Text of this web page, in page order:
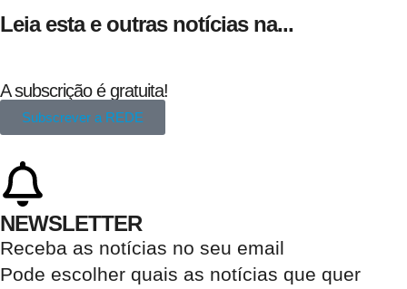
Leia esta e outras notícias na...
A subscrição é gratuita!
Subscrever a REDE
NEWSLETTER
Receba as notícias no seu email​
Pode escolher quais as notícias que quer